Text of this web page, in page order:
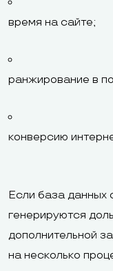
время на сайте;
ранжирование в
конверсию
Если база данных
генерируются
дополнительной
на несколько